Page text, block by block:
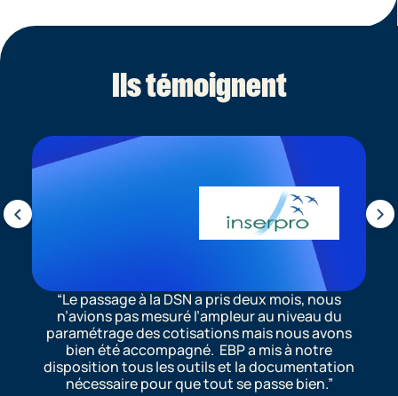
Ils témoignent
Le passage à la DSN a pris deux mois, nous
n’avions pas mesuré l’ampleur au niveau du
paramétrage des cotisations mais nous avons
bien été accompagné. EBP a mis à notre
disposition tous les outils et la documentation
nécessaire pour que tout se passe bien.